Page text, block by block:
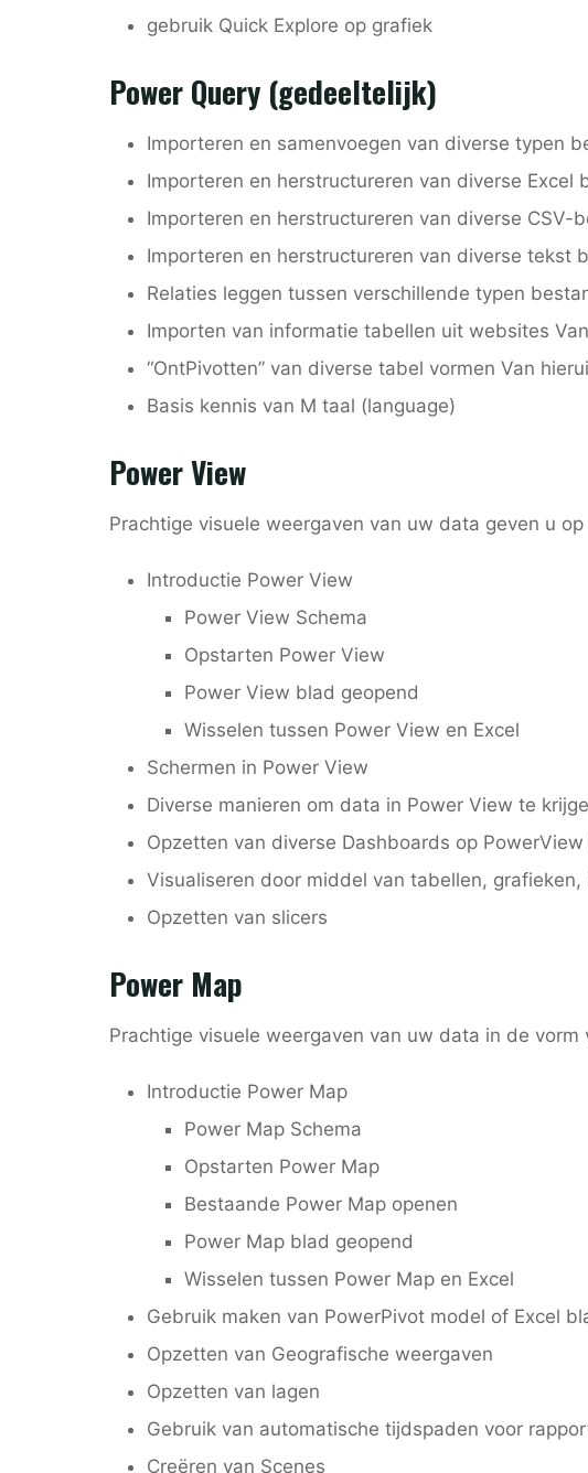
gebruik Quick Explore op grafiek
Power Query (gedeeltelijk)
Importeren en samenvoegen van diverse typen
Importeren en herstructureren van diverse
Importeren en herstructureren van diverse
Importeren en herstructureren van diverse tekst
Relaties leggen tussen verschillende typen
Importen van informatie tabellen uit websites
“OntPivotten” van diverse tabel vormen Van
Basis kennis van M taal (language)
Power View
Prachtige visuele weergaven van uw data geven u
Introductie Power View
Power View Schema
Opstarten Power View
Power View blad geopend
Wisselen tussen Power View en Excel
Schermen in Power View
Diverse manieren om data in Power View te
Opzetten van diverse Dashboards op PowerView
Visualiseren door middel van tabellen,
Opzetten van slicers
Power Map
Prachtige visuele weergaven van uw data in de
Introductie Power Map
Power Map Schema
Opstarten Power Map
Bestaande Power Map openen
Power Map blad geopend
Wisselen tussen Power Map en Excel
Gebruik maken van PowerPivot model of Excel
Opzetten van Geografische weergaven
Opzetten van lagen
Gebruik van automatische tijdspaden voor
Creëren van Scenes